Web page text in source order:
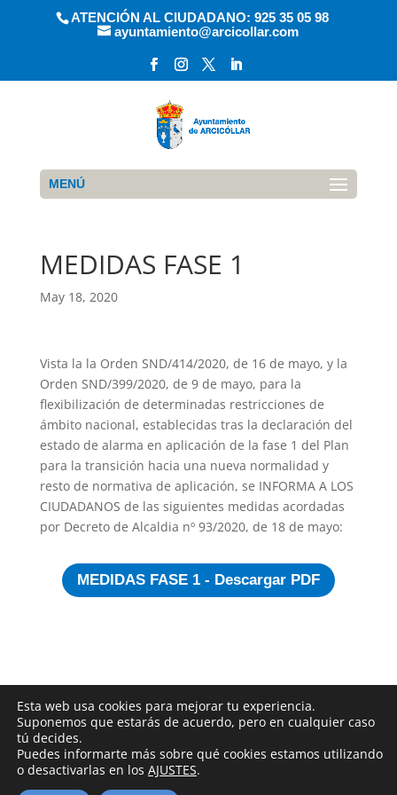
ATENCIÓN AL CIUDADANO: 925 35 05 98
ayuntamiento@arcicollar.com
MENÚ
MEDIDAS FASE 1
May 18, 2020
Vista la la Orden SND/414/2020, de 16 de mayo, y la
Orden SND/399/2020, de 9 de mayo, para la
flexibilización de determinadas restricciones de
ámbito nacional, establecidas tras la declaración del
estado de alarma en aplicación de la fase 1 del Plan
para la transición hacia una nueva normalidad y
resto de normativa de aplicación, se INFORMA A LOS
CIUDADANOS de las siguientes medidas acordadas
por Decreto de Alcaldia nº 93/2020, de 18 de mayo:
MEDIDAS FASE 1 - Descargar PDF
2018 © ARCICÓLLAR|Aviso Legal
Política sobre el uso de cookies
Esta web usa cookies para mejorar tu experiencia.
Suponemos que estarás de acuerdo, pero en cualquier caso
tú decides.
Puedes informarte más sobre qué cookies estamos utilizando
o desactivarlas en los AJUSTES.